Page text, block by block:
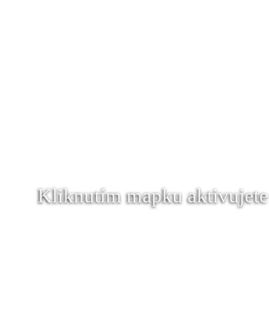
Kliknutím mapku aktivujete